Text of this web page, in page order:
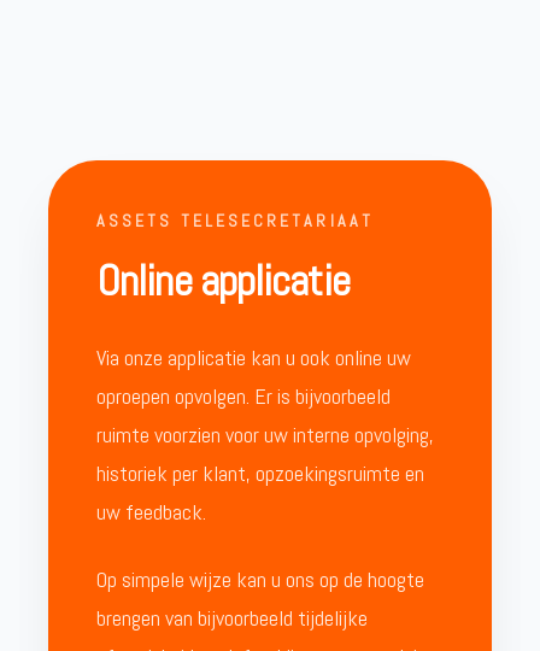
ASSETS TELESECRETARIAAT
Online applicatie
Via onze applicatie kan u ook online uw
oproepen opvolgen. Er is bijvoorbeeld
ruimte voorzien voor uw interne opvolging,
historiek per klant, opzoekingsruimte en
uw feedback.
Op simpele wijze kan u ons op de hoogte
brengen van bijvoorbeeld tijdelijke